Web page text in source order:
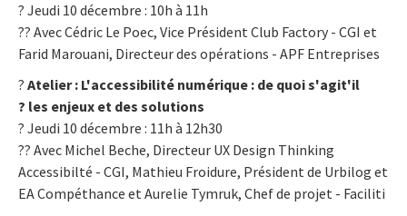
? Jeudi 10 décembre : 10h à 11h
?‍? Avec Cédric Le Poec, Vice Président Club Factory - CGI et
Farid Marouani, Directeur des opérations - APF Entreprises
? Atelier : L'accessibilité numérique : de quoi s'agit'il
? les enjeux et des solutions
? Jeudi 10 décembre : 11h à 12h30
?‍? Avec Michel Beche, Directeur UX Design Thinking
Accessibilté - CGI, Mathieu Froidure, Président de Urbilog et
EA Compéthance et Aurelie Tymruk, Chef de projet - Faciliti